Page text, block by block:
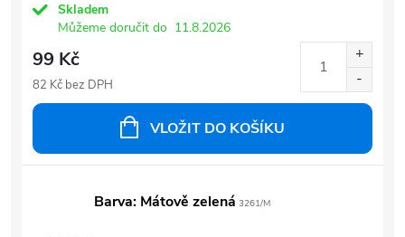
Skladem
Můžeme doručit do 11.8.2026
99 Kč
82 Kč bez DPH
VLOŽIT DO KOŠÍKU
Barva: Mátově zelená 3261/M